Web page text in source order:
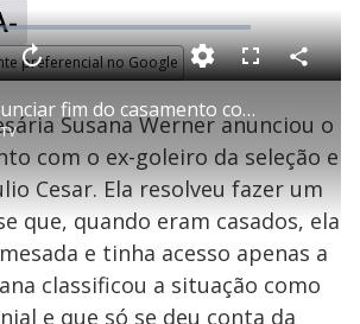
preferencial no Google
P
l
a
Após anunciar fim do casamento com Julio Cesar, Susana Werner compara caso dela ao de Ana Hickmann
A
n
ç
a
1
e
u
n
o
s
F
l
s
c
e
n
C
o
a
r
i
l
a
Susana Werner anunciou o
com o ex-goleiro da seleção e
Cesar. Ela resolveu fazer um
que, quando eram casados, ela
e tinha acesso apenas a
classificou a situação como
e que só se deu conta da